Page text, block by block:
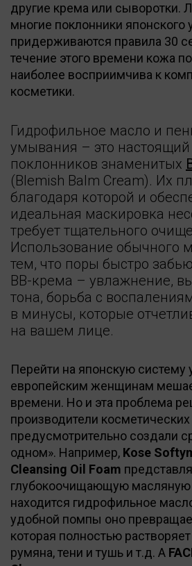
другие крема или сыворотки.
многие поклонники японского
придерживаются правила 30
течение этого времени кожа
наиболее восприимчива к
косметики.
Гидрофильное масло и
умывания – это
поклонников знаменитых
(Blemish Balm Cream). Их
благодаря которой и
идеальная маскировка
требует тщательного
Использование обычного
тем, что поры быстро
BB-крема – увлажнение,
тона, борьба с
в минусы, которые
на вашем лице.
Перейти на японскую
европейским женщинам
времени. Но и эта проблема
производители
предусмотрительно создали
одном». Например, Kose
Cleansing Oil Foam
глубокоочищающую масляную
находится гидрофильное
удобной помпы оно
которая полностью
румяна, тени и тушь и т.д. А